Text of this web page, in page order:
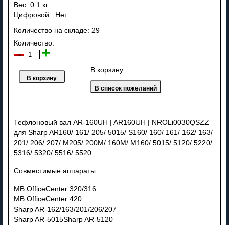
Вес: 0.1 кг.
Цифровой : Нет
Количество на складе: 29
Количество:
В корзину
Тефлоновый вал AR-160UH | AR160UH | NROLi0030QSZZ
для Sharp AR160/ 161/ 205/ 5015/ S160/ 160/ 161/ 162/ 163/
201/ 206/ 207/ M205/ 200M/ 160M/ M160/ 5015/ 5120/ 5220/
5316/ 5320/ 5516/ 5520
Совместимые аппараты:
MB OfficeCenter 320/316
MB OfficeCenter 420
Sharp AR-162/163/201/206/207
Sharp AR-5015Sharp AR-5120